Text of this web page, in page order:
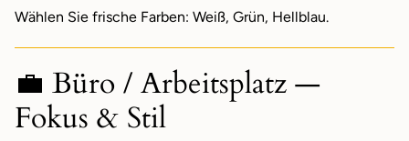
Wählen Sie frische Farben: Weiß, Grün, Hellblau.
💼 Büro / Arbeitsplatz —
Fokus & Stil